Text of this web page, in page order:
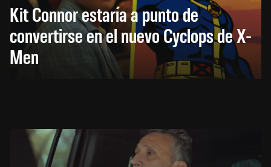
Kit Connor estaría a punto de
convertirse en el nuevo Cyclops de X-
Men